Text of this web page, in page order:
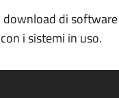
di
i sistemi in uso.